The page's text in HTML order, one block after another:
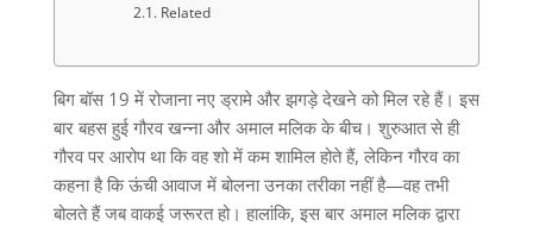
Related
बिग बॉस19 में रोजाना नए ड्रामे और झगड़े देखने को मिल रहे हैं। इस
बार बहस हुई गौरव खन्ना और अमाल मलिक के बीच। शुरुआत से ही
गौरव पर आरोप था कि वह शो में कम शामिल होते हैं, लेकिन गौरव का
कहना है कि ऊंची आवाज में बोलना उनका तरीका नहीं है—वह तभी
बोलते हैं जब वाकई जरूरत हो। हालांकि, इस बार अमाल मलिक द्वारा